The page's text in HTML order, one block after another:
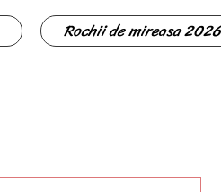
Rochii de mireasa 2026